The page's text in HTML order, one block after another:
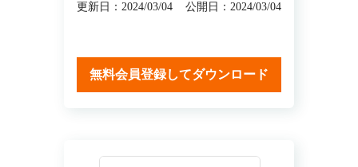
更新日：2024/03/04
公開日：2024/03/04
無料会員登録してダウンロード